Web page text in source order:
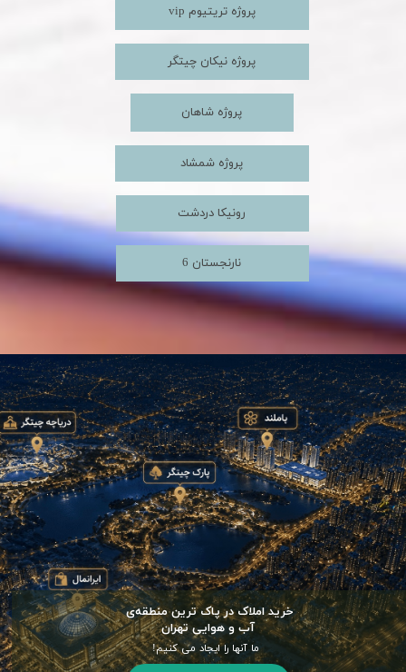
vip پروژه تریتیوم
پروژه نیکان چیتگر
پروژه شاهان
پروژه شمشاد
رونیکا دردشت
نارنجستان 6
خرید املاک در پاک ترین منطقه‌ی
​​​​​​​ آب و هوایی تهران
ما آنها را ایجاد می کنیم!